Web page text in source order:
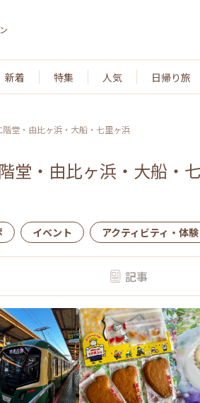
新着 特集 人気 日帰り旅
堂・由比ヶ浜・大船・七里ヶ浜
堂・由比ヶ浜・大船・
イベント アクティビティ・体験
記事